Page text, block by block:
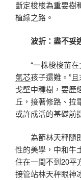
斷定梭梭為重要樹
植綠之路。
波折：盡不妥
“一株梭梭苗
氣芯孩子還難。”
戈壁中種樹，要歷
丘，接著修路、拉
或許成活的基礎前
為節林天秤隨
性的美學，中和牛
住在一間不到20平
接管站林天秤眼神